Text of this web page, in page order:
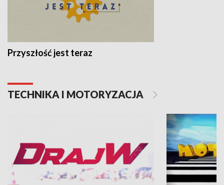
Przyszłość jest teraz
TECHNIKA I MOTORYZACJA